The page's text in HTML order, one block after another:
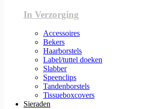
In Verzorging
Accessoires
Bekers
Haarborstels
Label/tuttel doeken
Slabber
Speenclips
Tandenborstels
Tissueboxcovers
Sieraden